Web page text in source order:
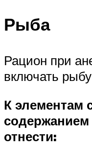
Рыба
Рацион при
включать
К элементам
отнести: